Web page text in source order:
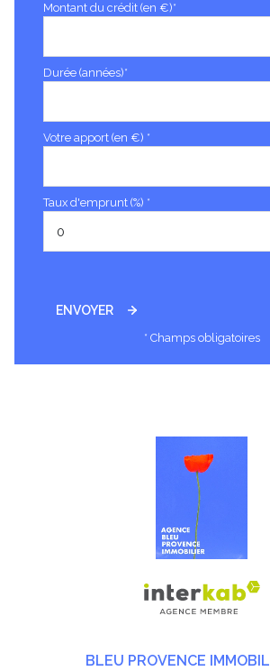
Montant du crédit (en €)*
Durée (années)*
Votre apport (en €) *
Taux d'emprunt (%) *
ENVOYER
* Champs obligatoires
BLEU PROVENCE